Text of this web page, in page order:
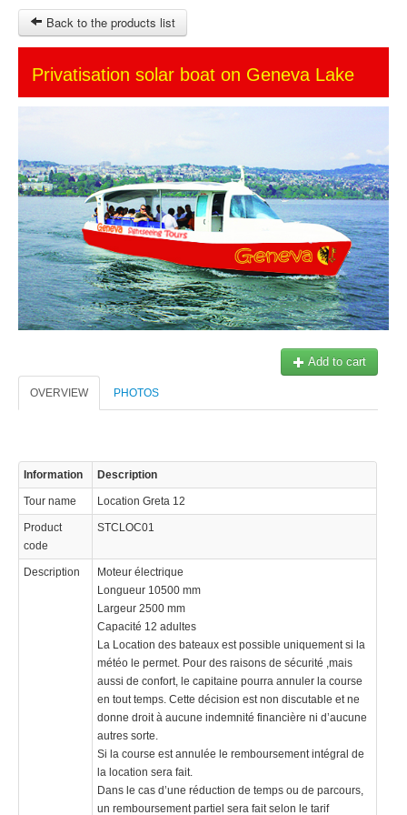
$
MY CART
SIGN IN
Back to the products list
Privatisation solar boat on Geneva Lake
Add to cart
OVERVIEW PHOTOS
Information Description
Tour name Location Greta 12
Product
code
STCLOC01
Description
Moteur électrique
Longueur 10500 mm
Largeur 2500 mm
Capacité 12 adultes
La Location des bateaux est possible uniquement si la
météo le permet. Pour des raisons de sécurité ,mais
aussi de confort, le capitaine pourra annuler la course
en tout temps. Cette décision est non discutable et ne
donne droit à aucune indemnité financière ni d’aucune
autres sorte.
Si la course est annulée le remboursement intégral de
la location sera fait.
Dans le cas d’une réduction de temps ou de parcours,
un remboursement partiel sera fait selon le tarif
Ticket-Point Keytours Transfers Service
© 2023 Swisstours Transports SA - All rights reserved.